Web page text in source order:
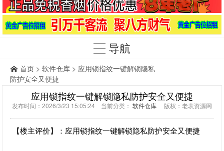
导航
首页 > 软件仓库 > 应用锁指纹一键解锁隐私
防护安全又便捷
应用锁指纹一键解锁隐私防护安全又便捷
发布时间：2026/3/23 15:05:24 当前分类： 软件仓库 版权：老表资源网
【楼主评价】：应用锁指纹一键解锁隐私防护安全又便捷